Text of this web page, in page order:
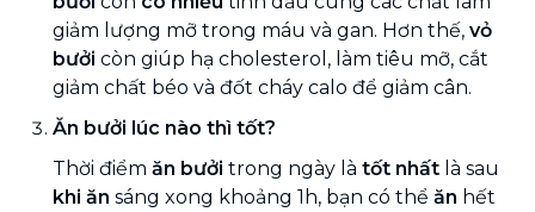
giảm lượng mỡ trong máu và gan. Hơn thế, vỏ
bưởi còn giúp hạ cholesterol, làm tiêu mỡ, cắt
giảm chất béo và đốt cháy calo để giảm cân.
Ăn bưởi lúc nào thì tốt?
Thời điểm ăn bưởi trong ngày là tốt nhất là sau
khi ăn sáng xong khoảng 1h, bạn có thể ăn hết